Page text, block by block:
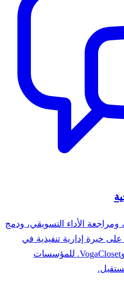
ومراجعة الأداء التسويقي، ودمج
خبرة إدارية تنفيذية في
Souq.com وJamalon.com وVogaCloset. للمؤسسات